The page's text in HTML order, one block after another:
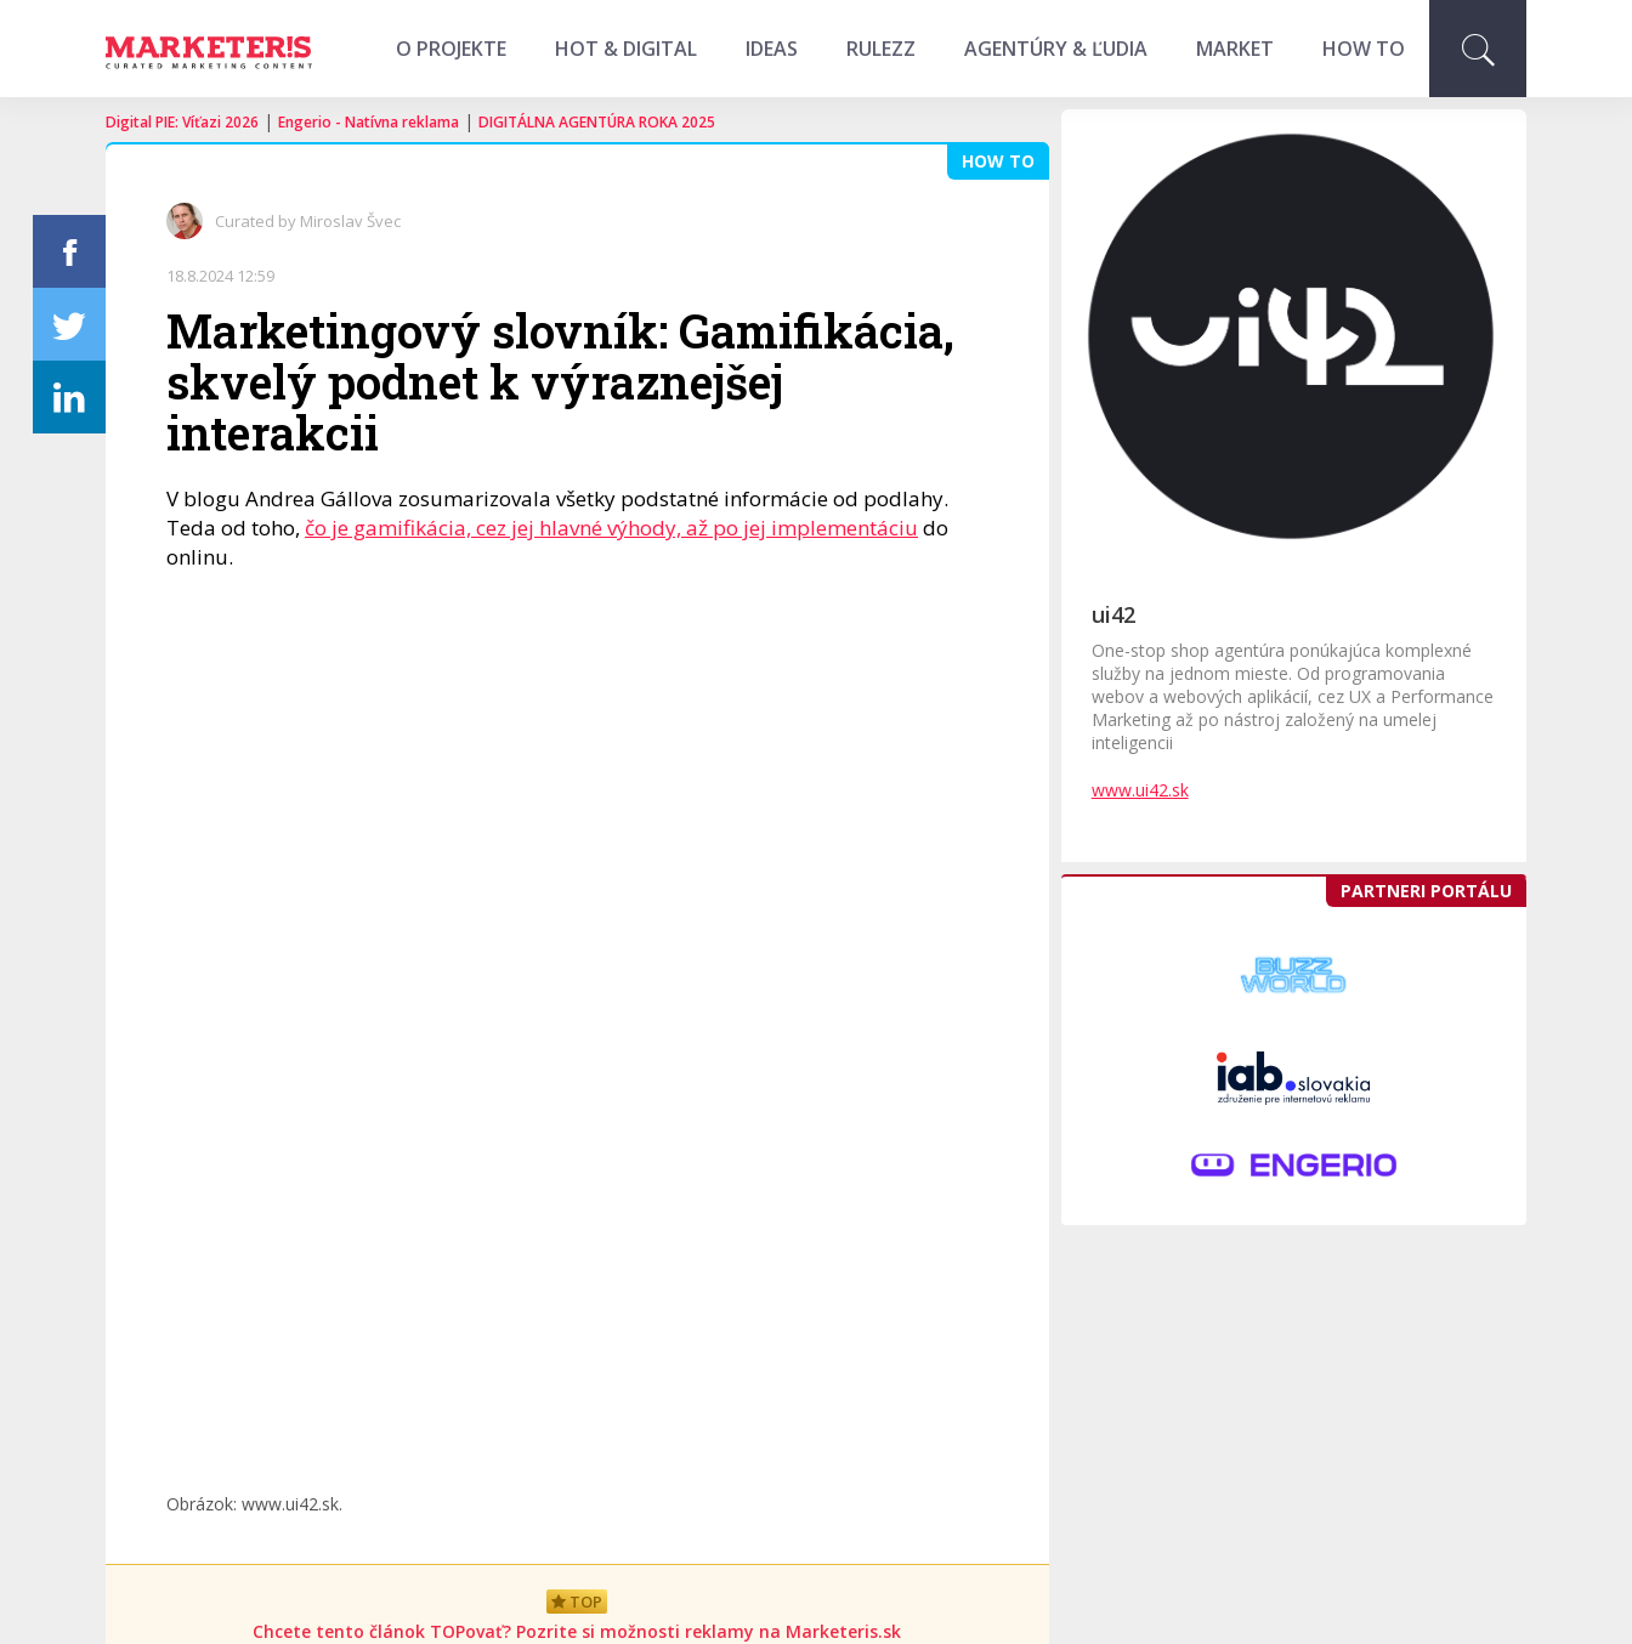
O PROJEKTE HOT & DIGITAL IDEAS RULEZZ AGENTÚRY & ĽUDIA MARKET HOW TO
Digital PIE: Víťazi 2026 | Engerio - Natívna reklama | DIGITÁLNA AGENTÚRA ROKA 2025
HOW TO
Curated by Miroslav Švec
18.8.2024 12:59
Marketingový slovník: Gamifikácia,
skvelý podnet k výraznejšej
interakcii
V blogu Andrea Gállova zosumarizovala všetky podstatné informácie od podlahy.
Teda od toho, čo je gamifikácia, cez jej hlavné výhody, až po jej implementáciu do
onlinu.
Obrázok: www.ui42.sk.
TOP
Chcete tento článok TOPovať? Pozrite si možnosti reklamy na Marketeris.sk
ui42
One-stop shop agentúra ponúkajúca komplexné
služby na jednom mieste. Od programovania
webov a webových aplikácií, cez UX a Performance
Marketing až po nástroj založený na umelej
inteligencii
www.ui42.sk
PARTNERI PORTÁLU